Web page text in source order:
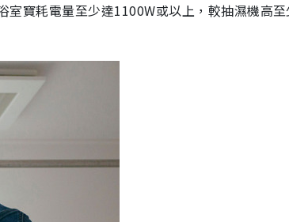
寶耗電量至少達1100W或以上，較抽濕機高至